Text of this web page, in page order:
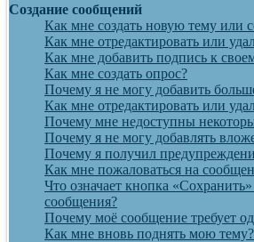
Создание сообщений
Как мне создать новую тему или
Как мне отредактировать или
Как мне добавить подпись к
Как мне создать опрос?
Почему я не могу добавить
Как мне отредактировать или
Почему мне недоступны
Почему я не могу добавлять
Почему я получил
Как мне пожаловаться на
Что означает кнопка
сообщения?
Почему моё сообщение требует
Как мне вновь поднять мою тему?